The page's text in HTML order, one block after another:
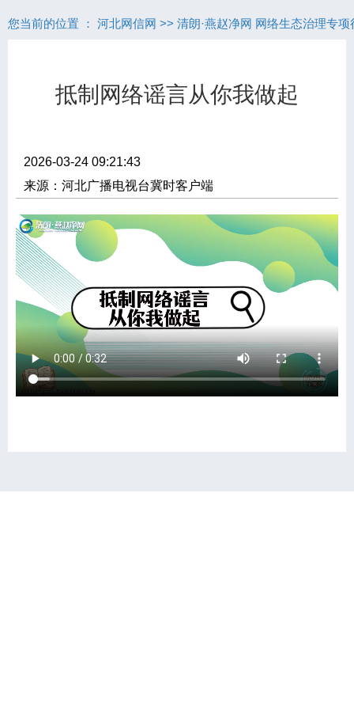
您当前的位置 ： 河北网信网 >> 清朗·燕赵净网 网络生态治理专项
抵制网络谣言从你我做起
2026-03-24 09:21:43
来源：河北广播电视台冀时客户端